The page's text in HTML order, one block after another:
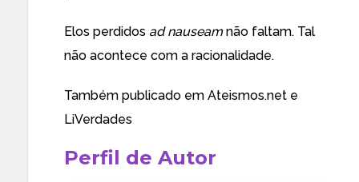
Elos perdidos ad nauseamnão faltam. Tal
não acontece com a racionalidade.
Também publicado em Ateismos.net e
LiVerdades
Perfil de Autor